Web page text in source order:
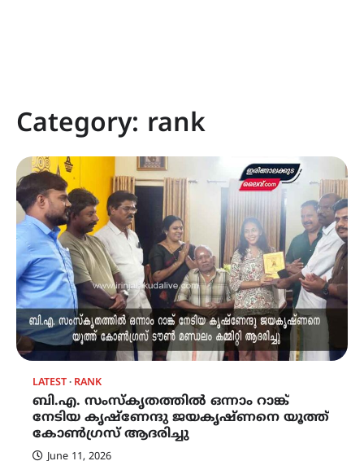
Category: rank
LATEST RANK
ബി.എ. സംസ്കൃതത്തിൽ ഒന്നാം റാങ്ക്
നേടിയ കൃഷ്ണേന്ദു ജയകൃഷ്ണനെ യൂത്ത്
കോൺഗ്രസ് ആദരിച്ചു
June 11, 2026